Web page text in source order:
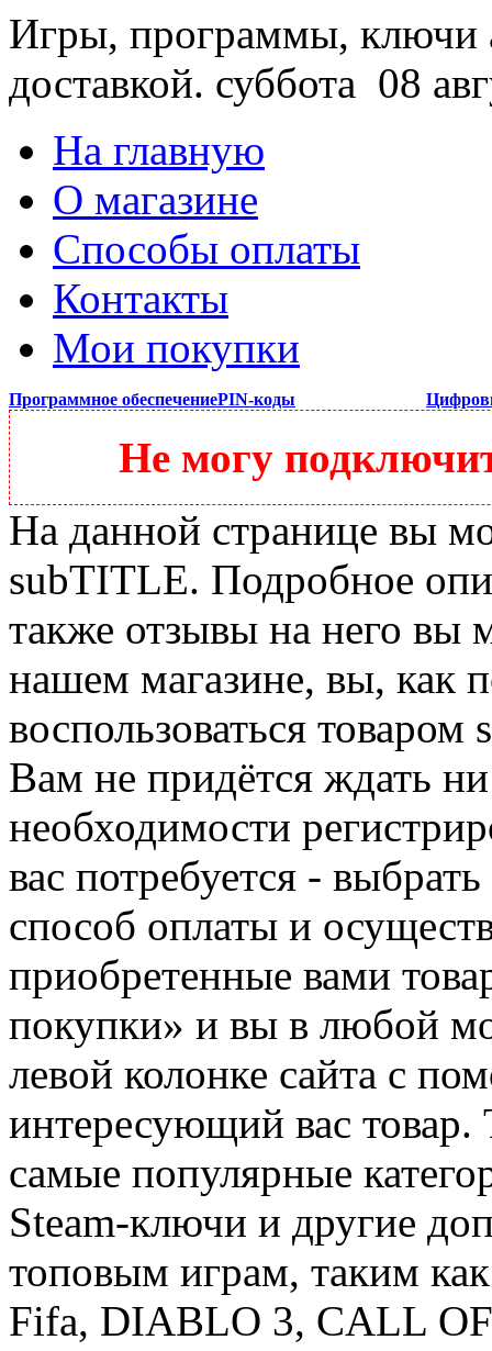
Игры, программы, ключи
доставкой. суббота 08
На главную
О магазине
Способы оплаты
Контакты
Мои покупки
Программное обеспечениеPIN-коды
Не могу
На данной странице вы
subTITLE. Подробное
также отзывы на него вы
нашем магазине, вы, как
воспользоваться
Вам не придётся ждать
необходимости
вас потребуется -
способ оплаты и
приобретенные вами
покупки» и вы в любой
левой колонке сайта с
интересующий вас
самые популярные
Steam-ключи и другие
топовым играм, таким
Fifa, DIABLO 3, CALL